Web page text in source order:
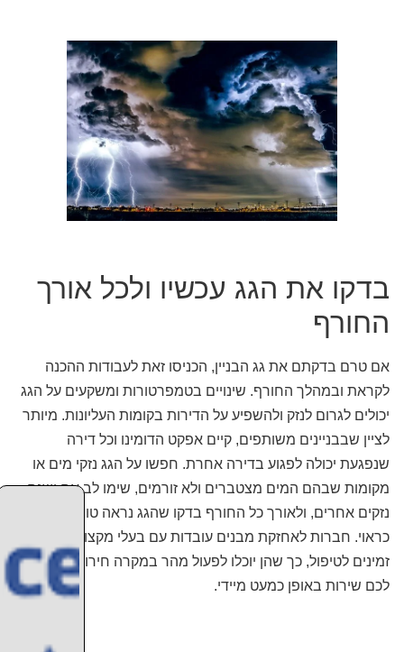
בדקו את הגג עכשיו ולכל אורך
החורף
אם טרם בדקתם את גג הבניין, הכניסו זאת לעבודות ההכנה
לקראת ובמהלך החורף. שינויים בטמפרטורות ומשקעים על הגג
יכולים לגרום לנזק ולהשפיע על הדירות בקומות העליונות. מיותר
לציין שבבניינים משותפים, קיים אפקט הדומינו וכל דירה
שנפגעת יכולה לפגוע בדירה אחרת. חפשו על הגג נזקי מים או
מקומות שבהם המים מצטברים ולא זורמים, שימו לב אם ישנם
נזקים אחרים, ולאורך כל החורף בדקו שהגג נראה טוב ומתפקד
כראוי. חברות לאחזקת מבנים עובדות עם בעלי מקצוע שתמיד
זמינים לטיפול, כך שהן יוכלו לפעול מהר במקרה חירום ולהעניק
לכם שירות באופן כמעט מיידי.